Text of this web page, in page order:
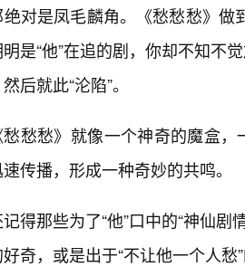
对是凤毛麟角。《愁愁愁》
是“他”在追的剧，你却不知不
后就此“沦陷”。
愁愁愁》就像一个神奇的魔盒
传播，形成一种奇妙的共鸣。
得那些为了“他”口中的“神仙
奇，或是出于“不让他一个人